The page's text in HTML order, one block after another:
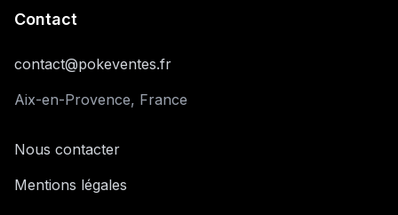
Contact
contact@pokeventes.fr
Aix-en-Provence, France
Nous contacter
Mentions légales